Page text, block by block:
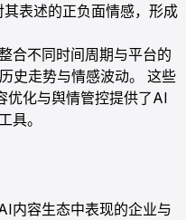
表述的正负面情感，形成
合不同时间周期与平台的
史走势与情感波动。 这些
优化与舆情管控提供了AI
具。
内容生态中表现的企业与